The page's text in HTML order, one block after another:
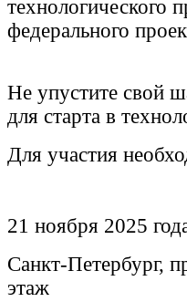
технологического
федерального
Не упустите свой
для старта в
Для участия
21 ноября 2025
Санкт-Петербург,
этаж